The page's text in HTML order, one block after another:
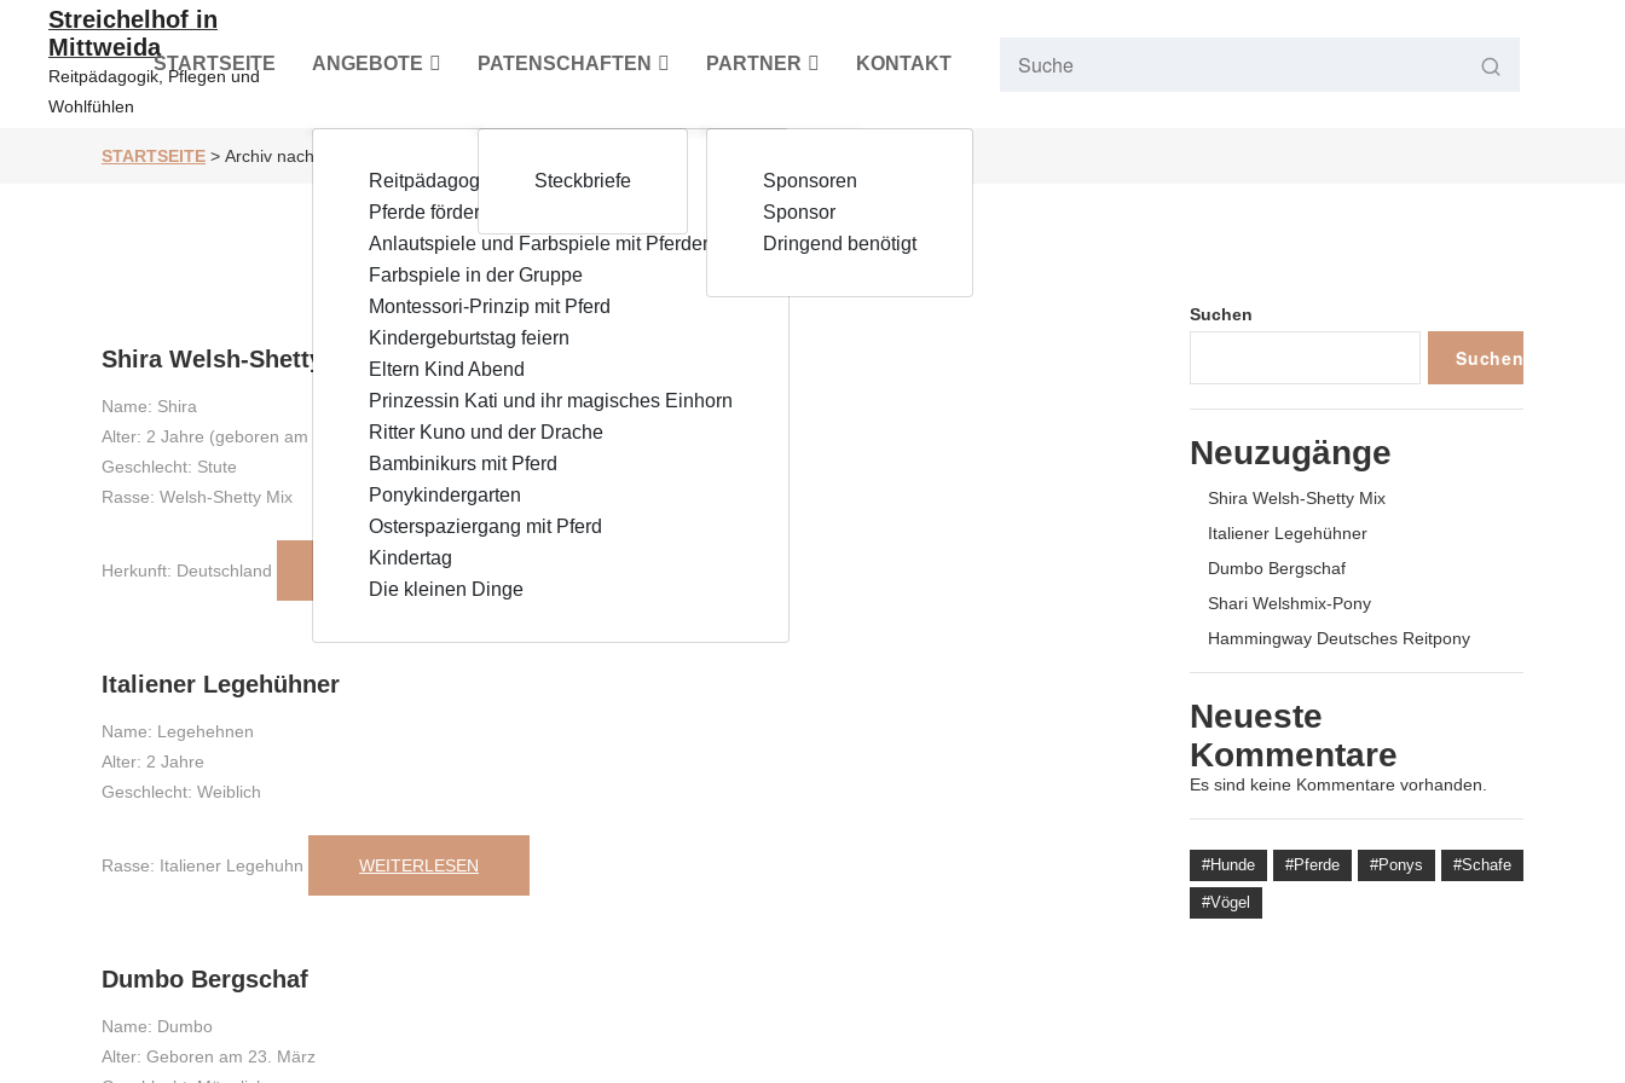
springen
Streichelhof in
Mittweida
Reitpädagogik, Pflegen und
Wohlfühlen
STARTSEITE ANGEBOTE
Reitpädagogik für Kinder
Pferde fördern Kinder
Anlautspiele und Farbspiele mit Pferden
Farbspiele in der Gruppe
Montessori-Prinzip mit Pferd
Kindergeburtstag feiern
Eltern Kind Abend
Prinzessin Kati und ihr magisches Einhorn
Ritter Kuno und der Drache
Bambinikurs mit Pferd
Ponykindergarten
Osterspaziergang mit Pferd
Kindertag
Die kleinen Dinge
PATENSCHAFTEN
Steckbriefe
PARTNER
Sponsoren
Sponsor
Dringend benötigt
KONTAKT
STARTSEITE > Archiv nach Kategorie "Tiere auf dem Hof"
Shira Welsh-Shetty Mix
Name: Shira
Alter: 2 Jahre (geboren am 21.10.2022)
Geschlecht: Stute
Rasse: Welsh-Shetty Mix
Herkunft: Deutschland WEITERLESEN
Italiener Legehühner
Name: Legehehnen
Alter: 2 Jahre
Geschlecht: Weiblich
Rasse: Italiener Legehuhn WEITERLESEN
Dumbo Bergschaf
Name: Dumbo
Alter: Geboren am 23. März
Suchen
Suchen
Neuzugänge
Shira Welsh-Shetty Mix
Italiener Legehühner
Dumbo Bergschaf
Shari Welshmix-Pony
Hammingway Deutsches Reitpony
Neueste
Kommentare
Es sind keine Kommentare vorhanden.
Hunde Pferde Ponys Schafe
Vögel